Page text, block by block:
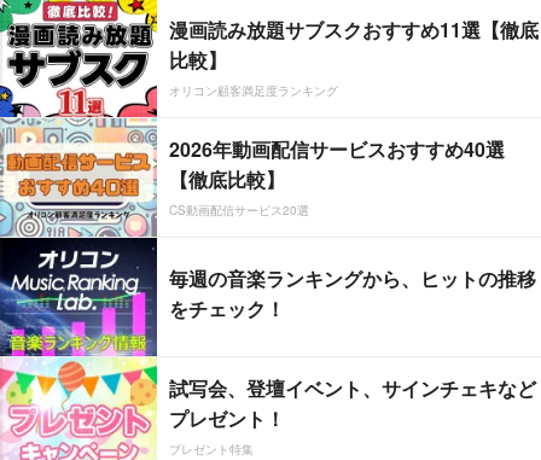
漫画読み放題サブスクおすすめ11選【徹底
比較】
オリコン顧客満足度ランキング
2026年動画配信サービスおすすめ40選
【徹底比較】
CS動画配信サービス20選
毎週の音楽ランキングから、ヒットの推移
をチェック！
試写会、登壇イベント、サインチェキなど
プレゼント！
プレゼント特集